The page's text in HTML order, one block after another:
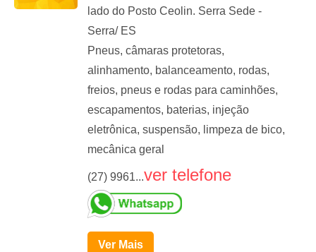
lado do Posto Ceolin. Serra Sede -
Serra/ ES
Pneus, câmaras protetoras,
alinhamento, balanceamento, rodas,
freios, pneus e rodas para caminhões,
escapamentos, baterias, injeção
eletrônica, suspensão, limpeza de bico,
mecânica geral
(27) 9961...ver telefone
Ver Mais